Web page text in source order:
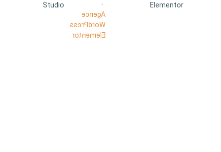
Studio
Elementor